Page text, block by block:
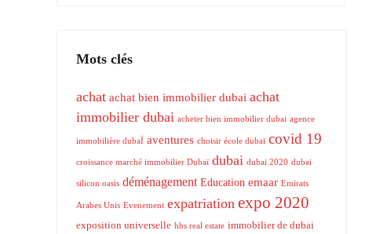
Mots clés
achat achat bien immobilier dubai achat
immobilier dubai acheter bien immobilier dubai agence
immobilière dubaÏ aventures choisir école dubaï covid 19
croissance marché immobilier Dubaï dubai dubai 2020 dubai
silicon oasis déménagement Education emaar Emirats
Arabes Unis Evenement expatriation expo 2020
exposition universelle hbs real estate immobilier de dubai